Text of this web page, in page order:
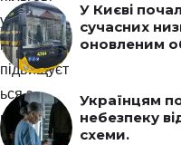
У Києві
сучасних
оновленим
Українцям
небезпеку
схеми.